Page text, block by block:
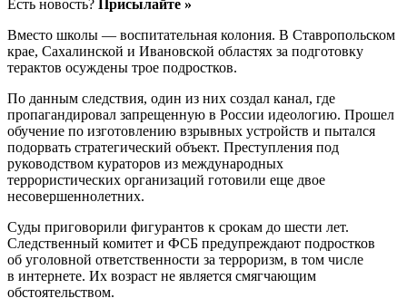
Есть новость? Присылайте »
Вместо школы — воспитательная колония. В Ставропольском
крае, Сахалинской и Ивановской областях за подготовку
терактов осуждены трое подростков.
По данным следствия, один из них создал канал, где
пропагандировал запрещенную в России идеологию. Прошел
обучение по изготовлению взрывных устройств и пытался
подорвать стратегический объект. Преступления под
руководством кураторов из международных
террористических организаций готовили еще двое
несовершеннолетних.
Суды приговорили фигурантов к срокам до шести лет.
Следственный комитет и ФСБ предупреждают подростков
об уголовной ответственности за терроризм, в том числе
в интернете. Их возраст не является смягчающим
обстоятельством.